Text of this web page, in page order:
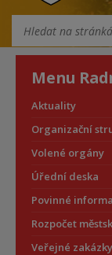
Menu
Aktuality
Organizační
Volené orgány
Úřední deska
Povinné
Rozpočet
Veřejné zakázky